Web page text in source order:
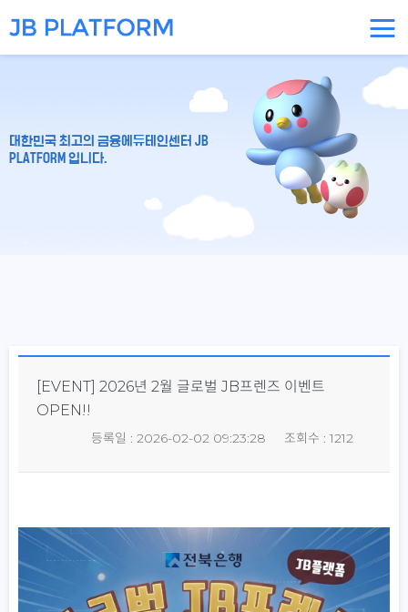
대한민국 최고의 금융에듀테인센터 JB
PLATFORM 입니다.
[EVENT] 2026년 2월 글로벌 JB프렌즈 이벤트
OPEN!!
조회수 : 1212
등록일 : 2026-02-02 09:23:28